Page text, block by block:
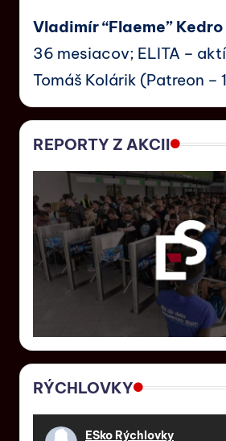
Vladimír “Flaeme” Kedro
36 mesiacov; ELITA –
Tomáš Kolárik (Patreon –
REPORTY Z AKCII
RÝCHLOVKY
ESko Rýchlovky